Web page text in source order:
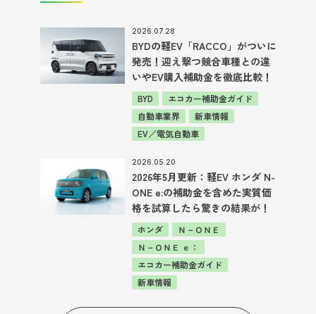
2026.07.28
BYDの軽EV「RACCO」がついに
発売！迎え撃つ競合車種との違
いやEV購入補助金を徹底比較！
BYD
エコカー補助金ガイド
自動車業界
新車情報
EV／電気自動車
2026.05.20
2026年5月更新：軽EV ホンダ N-
ONE e:の補助金を含めた実質価
格を試算したら驚きの結果が！
ホンダ
Ｎ－ＯＮＥ
Ｎ－ＯＮＥ ｅ：
エコカー補助金ガイド
新車情報